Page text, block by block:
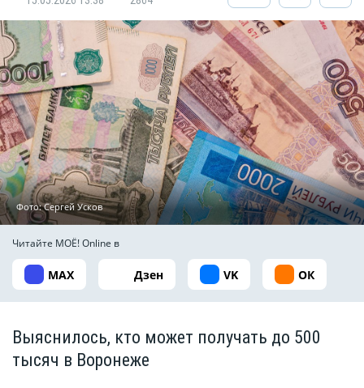
Фото: Сергей Усков
Читайте МОЁ! Online в
MAX Дзен VK ОК
Выяснилось, кто может получать до 500
тысяч в Воронеже